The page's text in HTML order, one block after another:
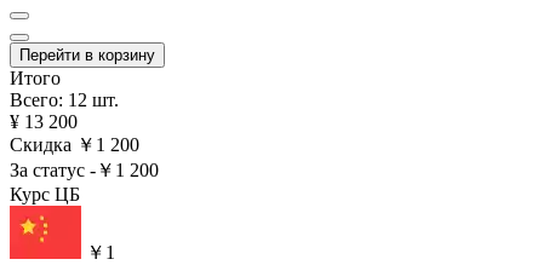
Перейти в корзину
Итого
Всего: 12 шт.
¥ 13 200
Скидка ￥1 200
За статус -￥1 200
Курс ЦБ
￥1